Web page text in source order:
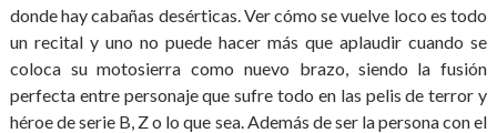
donde hay cabañas desérticas. Ver cómo se vuelve loco es todo
un recital y uno no puede hacer más que aplaudir cuando se
coloca su motosierra como nuevo brazo, siendo la fusión
perfecta entre personaje que sufre todo en las pelis de terror y
héroe de serie B, Z o lo que sea. Además de ser la persona con el